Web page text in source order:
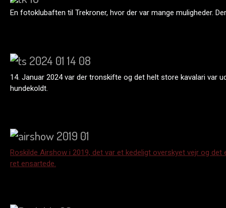
En fotoklubaften til Trekroner, hvor der var mange muligheder.
14. Januar 2024 var der tronskifte og det helt store kavalari var
hundekoldt.
Roskilde Airshow i 2019, det var et kedeligt overskyet vejr og
ret ensartede.